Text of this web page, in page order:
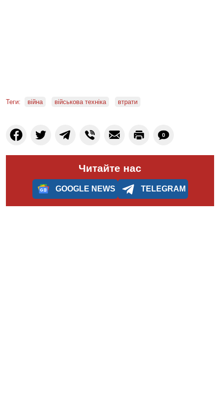
Теги: війна військова техніка втрати
0
Читайте нас
GOOGLE NEWS TELEGRAM